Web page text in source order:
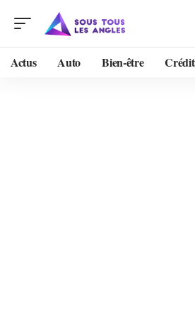
Actus Auto Bien-être Crédit